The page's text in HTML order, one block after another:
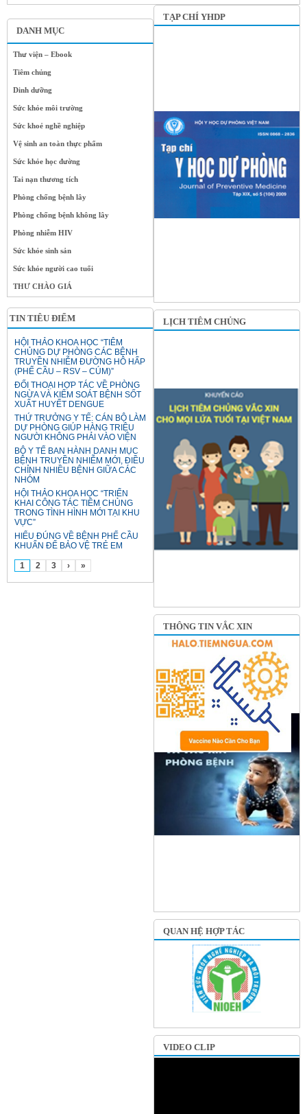
DANH MỤC
Thư viện – Ebook
Tiêm chủng
Dinh dưỡng
Sức khỏe môi trường
Sức khoẻ nghề nghiệp
Vệ sinh an toàn thực phẩm
Sức khỏe học đường
Tai nạn thương tích
Phòng chống bệnh lây
Phòng chống bệnh không lây
Phòng nhiễm HIV
Sức khỏe sinh sản
Sức khỏe người cao tuổi
THƯ CHÀO GIÁ
TIN TIÊU ĐIỂM
HỘI THẢO KHOA HỌC “TIÊM
CHỦNG DỰ PHÒNG CÁC BỆNH
TRUYỀN NHIỄM ĐƯỜNG HÔ HẤP
(PHẾ CẦU – RSV – CÚM)”
ĐỐI THOẠI HỢP TÁC VỀ PHÒNG
NGỪA VÀ KIỂM SOÁT BỆNH SỐT
XUẤT HUYẾT DENGUE
THỨ TRƯỞNG Y TẾ: CÁN BỘ LÀM
DỰ PHÒNG GIÚP HÀNG TRIỆU
NGƯỜI KHÔNG PHẢI VÀO VIỆN
BỘ Y TẾ BAN HÀNH DANH MỤC
BỆNH TRUYỀN NHIỄM MỚI, ĐIỀU
CHỈNH NHIỀU BỆNH GIỮA CÁC
NHÓM
HỘI THẢO KHOA HỌC “TRIỂN
KHAI CÔNG TÁC TIÊM CHỦNG
TRONG TÌNH HÌNH MỚI TẠI KHU
VỰC”
HIỂU ĐÚNG VỀ BỆNH PHẾ CẦU
KHUẨN ĐỂ BẢO VỆ TRẺ EM
1 2 3 › »
TẠP CHÍ YHDP
LỊCH TIÊM CHỦNG
THÔNG TIN VẮC XIN
QUAN HỆ HỢP TÁC
VIDEO CLIP